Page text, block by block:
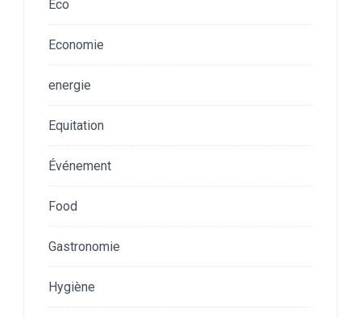
Eco
Economie
energie
Equitation
Événement
Food
Gastronomie
Hygiène